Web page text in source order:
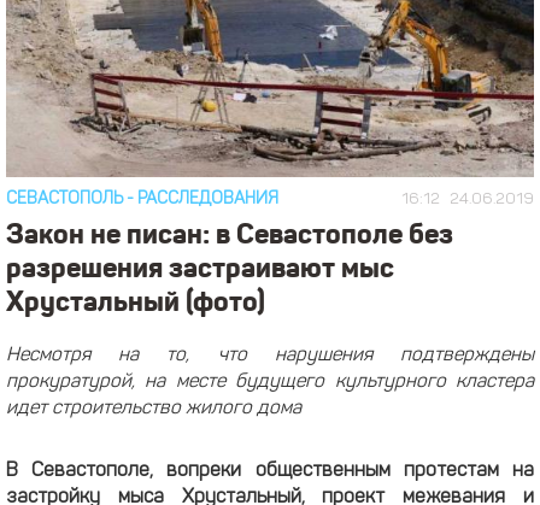
16:12 24.06.2019
СЕВАСТОПОЛЬ- РАССЛЕДОВАНИЯ
Закон не писан: в Севастополе без
разрешения застраивают мыс
Хрустальный (фото)
Несмотря на то, что нарушения подтверждены
прокуратурой, на месте будущего культурного кластера
идет строительство жилого дома
В Севастополе, вопреки общественным протестам на
застройку мыса Хрустальный, проект межевания и